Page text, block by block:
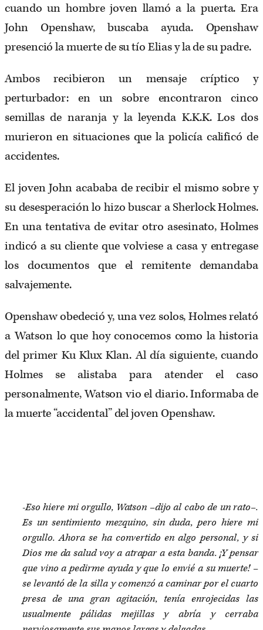
cuando un hombre joven llamó a la puerta. Era
John Openshaw, buscaba ayuda. Openshaw
presenció la muerte de su tío Elias y la de su padre.
Ambos recibieron un mensaje críptico y
perturbador: en un sobre encontraron cinco
semillas de naranja y la leyenda K.K.K. Los dos
murieron en situaciones que la policía calificó de
accidentes.
El joven John acababa de recibir el mismo sobre y
su desesperación lo hizo buscar a Sherlock Holmes.
En una tentativa de evitar otro asesinato, Holmes
indicó a su cliente que volviese a casa y entregase
los documentos que el remitente demandaba
salvajemente.
Openshaw obedeció y, una vez solos, Holmes relató
a Watson lo que hoy conocemos como la historia
del primer Ku Klux Klan. Al día siguiente, cuando
Holmes se alistaba para atender el caso
personalmente, Watson vio el diario. Informaba de
la muerte “accidental” del joven Openshaw.
-Eso hiere mi orgullo, Watson –dijo al cabo de un rato–.
Es un sentimiento mezquino, sin duda, pero hiere mi
orgullo. Ahora se ha convertido en algo personal, y si
Dios me da salud voy a atrapar a esta banda. ¡Y pensar
que vino a pedirme ayuda y que lo envié a su muerte! –
se levantó de la silla y comenzó a caminar por el cuarto
presa de una gran agitación, tenía enrojecidas las
usualmente pálidas mejillas y abría y cerraba